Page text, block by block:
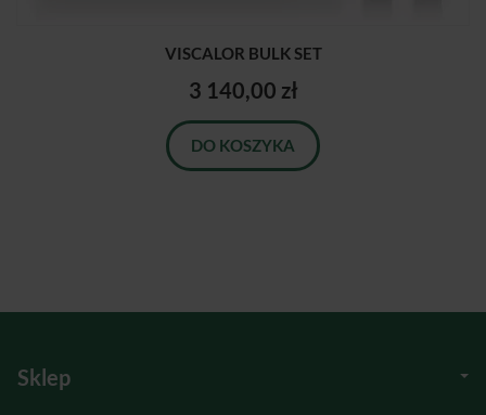
VISCALOR BULK SET
3 140,00 zł
DO KOSZYKA
Sklep